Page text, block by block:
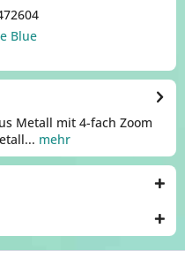
Blue
Metall mit 4-fach Zoom
mehr